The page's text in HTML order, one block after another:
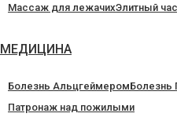
Массаж для лежачихЭлитный
МЕДИЦИНА
Болезнь АльцгеймеромБолезнь
Патронаж над пожилыми